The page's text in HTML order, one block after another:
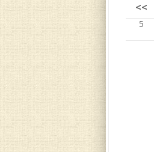
<<
5